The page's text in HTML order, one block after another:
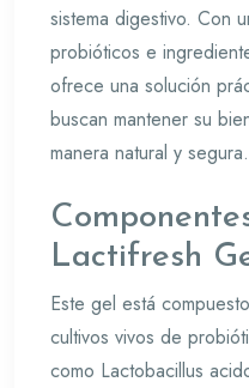
sistema digestivo. Con
probióticos e
ofrece una solución
buscan mantener su
manera natural y segura.
Lactifresh
Este gel está
cultivos vivos de
como Lactobacillus